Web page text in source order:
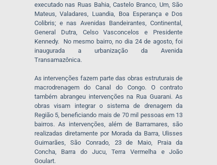
executado nas Ruas Bahia, Castelo Branco, Um, São
Mateus, Valadares, Luandia, Boa Esperança e Dos
Colibris; e nas Avenidas Bandeirantes, Continental,
General Dutra, Celso Vasconcelos e Presidente
Kennedy. No mesmo bairro, no dia 24 de agosto, foi
inaugurada a urbanização da Avenida
Transamazônica.
As intervenções fazem parte das obras estruturais de
macrodrenagem do Canal do Congo. O contrato
também abrangeu intervenções na Rua Guarani. As
obras visam integrar o sistema de drenagem da
Região 5, beneficiando mais de 70 mil pessoas em 13
bairros. As intervenções, além de Barramares, são
realizadas diretamente por Morada da Barra, Ulisses
Guimarães, São Conrado, 23 de Maio, Praia da
Concha, Barra do Jucu, Terra Vermelha e João
Goulart.